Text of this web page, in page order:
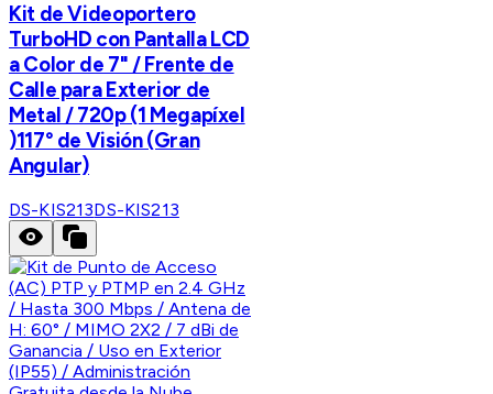
Kit de Videoportero
TurboHD con Pantalla LCD
a Color de 7" / Frente de
Calle para Exterior de
Metal / 720p (1 Megapíxel
)117° de Visión (Gran
Angular)
DS-KIS213DS-KIS213